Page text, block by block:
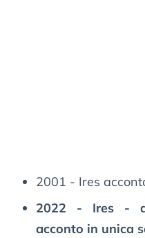
2001 - Ires
2022 - Ires -
acconto in unica